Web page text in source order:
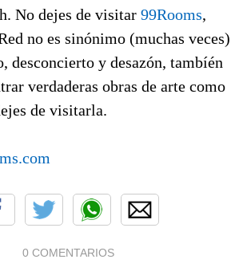
No dejes de visitar 99Rooms,
no es sinónimo (muchas veces)
desconcierto y desazón, tambíén
verdaderas obras de arte como
de visitarla.
0 COMENTARIOS